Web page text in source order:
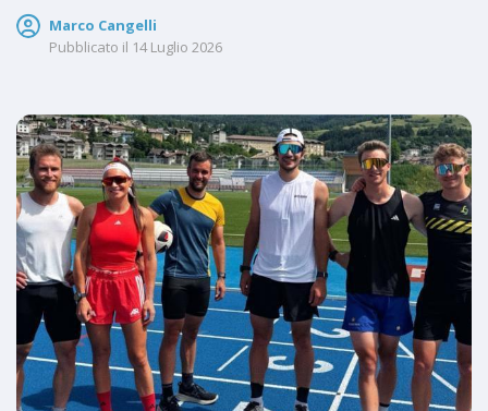
Marco Cangelli
Pubblicato il 14 Luglio 2026